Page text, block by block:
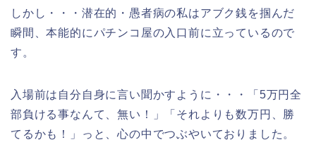
しかし・・・潜在的・愚者病の私はアブク銭を掴んだ
瞬間、本能的にパチンコ屋の入口前に立っているので
す。
入場前は自分自身に言い聞かすように・・・「5万円全
部負ける事なんて、無い！」「それよりも数万円、勝
てるかも！」っと、心の中でつぶやいておりました。